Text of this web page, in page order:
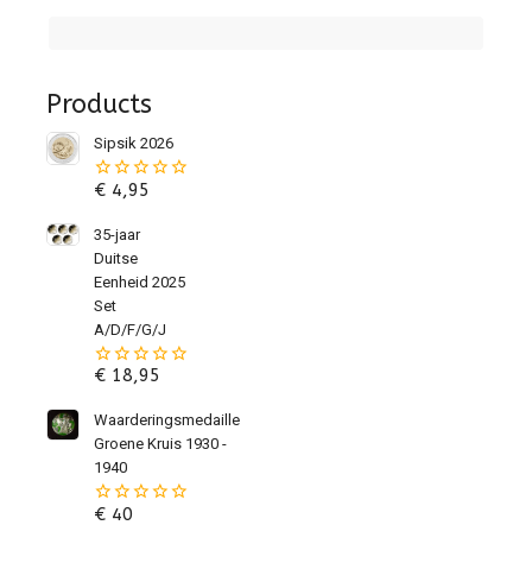
Products
Sipsik 2026
0
de
€4,95
35-jaar
Duitse
Eenheid 2025
Set
A/D/F/G/J
0
de
€18,95
Waarderingsmedaille
Groene Kruis 1930 -
1940
0
€40